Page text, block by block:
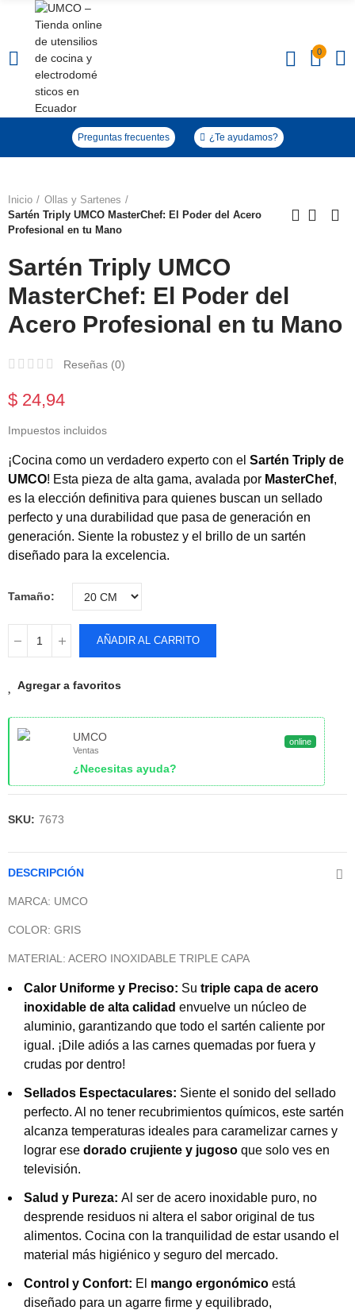
0
Preguntas frecuentes ¿Te ayudamos?
Click to enlarge
Inicio
Ollas y Sartenes
Sartén Triply UMCO MasterChef: El Poder del Acero
Profesional en tu Mano
Sartén Triply UMCO
MasterChef: El Poder del
Acero Profesional en tu Mano
Reseñas (0)
$ 24,94
Impuestos incluidos
¡Cocina como un verdadero experto con el Sartén Triply de
UMCO! Esta pieza de alta gama, avalada por MasterChef,
es la elección definitiva para quienes buscan un sellado
perfecto y una durabilidad que pasa de generación en
generación. Siente la robustez y el brillo de un sartén
diseñado para la excelencia.
Tamaño
AÑADIR AL CARRITO
Agregar a favoritos
UMCO
Ventas
¿Necesitas ayuda?
online
SKU: 7673
DESCRIPCIÓN
MARCA: UMCO
COLOR: GRIS
MATERIAL: ACERO INOXIDABLE TRIPLE CAPA
Calor Uniforme y Preciso: Su triple capa de acero
inoxidable de alta calidad envuelve un núcleo de
aluminio, garantizando que todo el sartén caliente por
igual. ¡Dile adiós a las carnes quemadas por fuera y
crudas por dentro!
Sellados Espectaculares: Siente el sonido del sellado
perfecto. Al no tener recubrimientos químicos, este sartén
alcanza temperaturas ideales para caramelizar carnes y
lograr ese dorado crujiente y jugoso que solo ves en
televisión.
Salud y Pureza: Al ser de acero inoxidable puro, no
desprende residuos ni altera el sabor original de tus
alimentos. Cocina con la tranquilidad de estar usando el
material más higiénico y seguro del mercado.
Control y Confort: El mango ergonómico está
diseñado para un agarre firme y equilibrado,